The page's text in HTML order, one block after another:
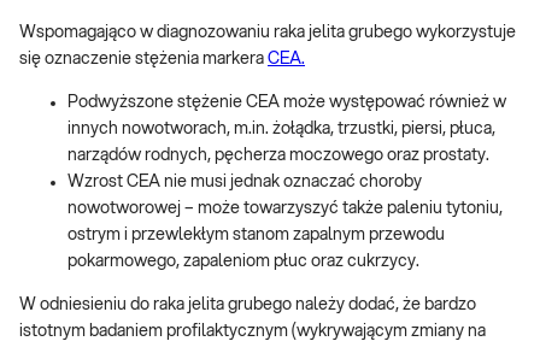
Wspomagająco w diagnozowaniu raka jelita grubego wykorzystuje
się oznaczenie stężenia markera CEA.
Podwyższone stężenie CEA może występować również w
innych nowotworach, m.in. żołądka, trzustki, piersi, płuca,
narządów rodnych, pęcherza moczowego oraz prostaty.
Wzrost CEA nie musi jednak oznaczać choroby
nowotworowej – może towarzyszyć także paleniu tytoniu,
ostrym i przewlekłym stanom zapalnym przewodu
pokarmowego, zapaleniom płuc oraz cukrzycy.
W odniesieniu do raka jelita grubego należy dodać, że bardzo
istotnym badaniem profilaktycznym (wykrywającym zmiany na